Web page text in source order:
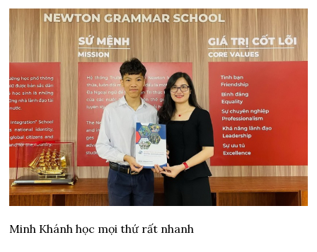
Minh Khánh học mọi thứ rất nhanh